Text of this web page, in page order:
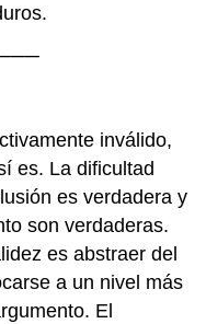
inválido,
es. La dificultad
es verdadera y
son verdaderas.
es abstraer del
a un nivel más
El